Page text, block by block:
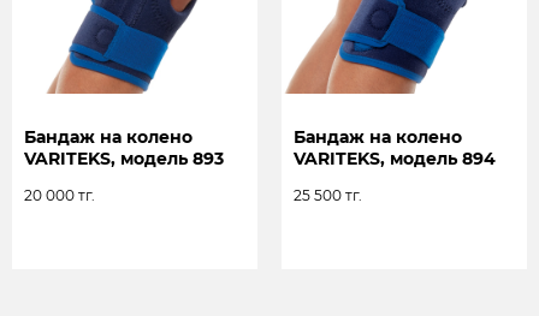
Бандаж на колено
VARITEKS, модель 893
20 000 тг.
Бандаж на колено
VARITEKS, модель 894
25 500 тг.
Оставьте заявку и наши менеджера
ОПТОВЫМ
КЛИЕНТАМ